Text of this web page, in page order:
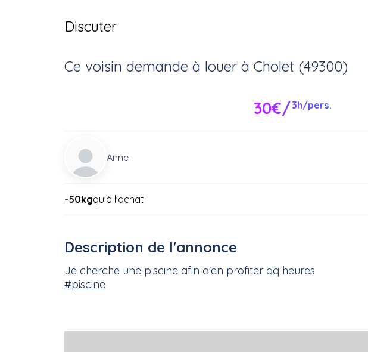
Discuter
Ce voisin demande à louerà Cholet (49300)
30€/3h/pers.
Anne .
-50kgqu'à l'achat
Description de l'annonce
Je cherche une piscine afin d'en profiter qq heures
#piscine